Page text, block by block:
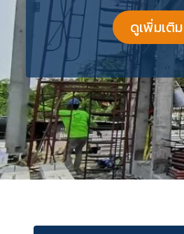
ดูเพิ่มเติม